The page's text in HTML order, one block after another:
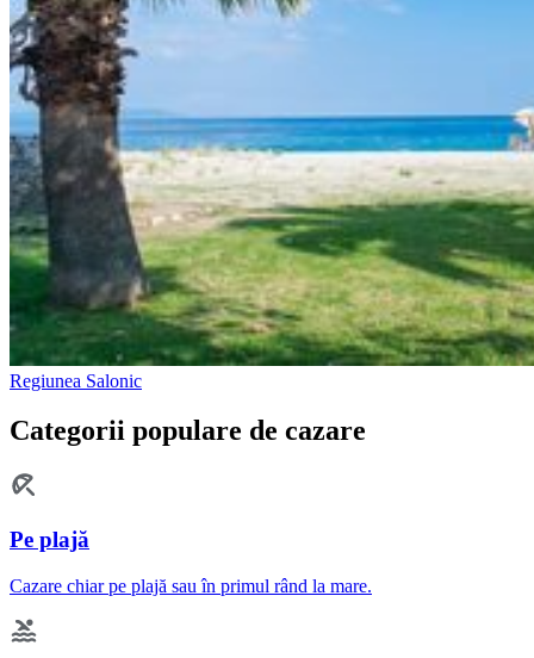
Regiunea Salonic
Categorii populare de cazare
Pe plajă
Cazare chiar pe plajă sau în primul rând la mare.